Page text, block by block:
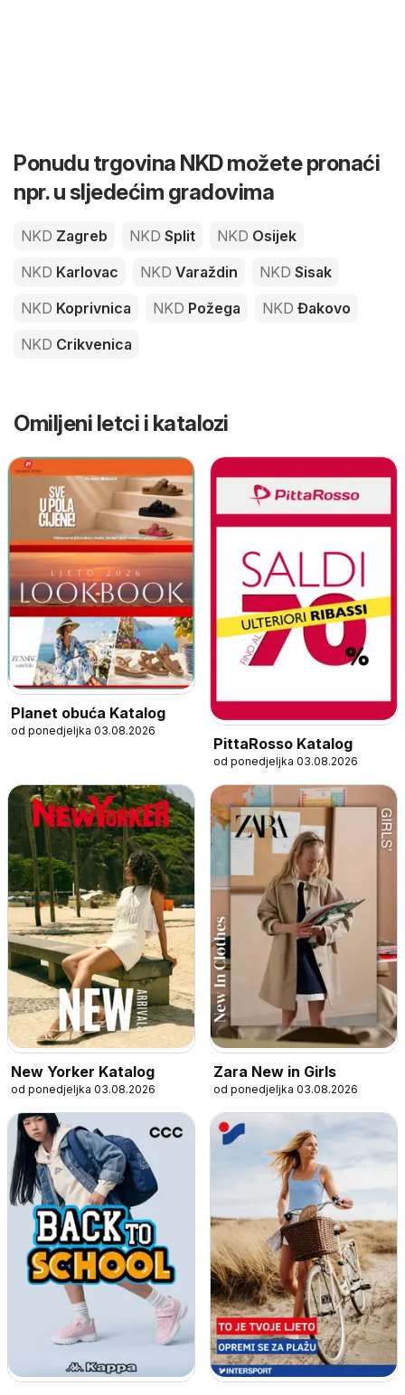
Ponudu trgovina NKD možete pronaći
npr. u sljedećim gradovima
NKD Zagreb NKD Split NKD Osijek
NKD Karlovac NKD Varaždin NKD Sisak
NKD Koprivnica NKD Požega NKD Đakovo
NKD Crikvenica
Omiljeni letci i katalozi
Planet obuća Katalog
od ponedjeljka 03.08.2026
PittaRosso Katalog
od ponedjeljka 03.08.2026
New Yorker Katalog
od ponedjeljka 03.08.2026
Zara New in Girls
od ponedjeljka 03.08.2026